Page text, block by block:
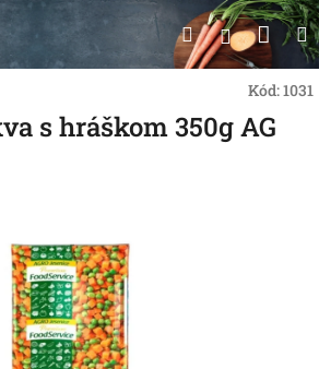
Hľadať
Kód:1031
s hráškom 350g AG